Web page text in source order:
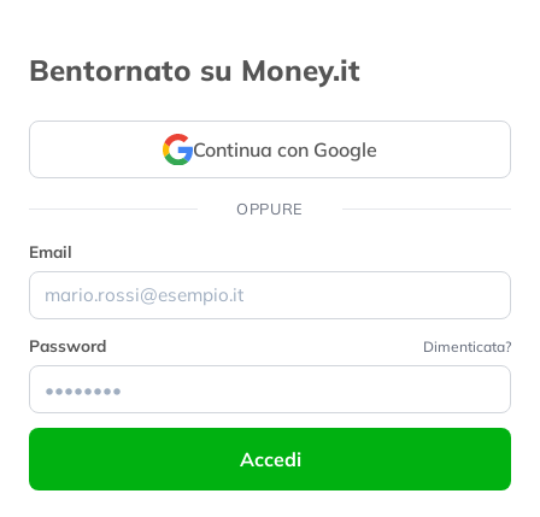
Bentornato su Money.it
Continua con Google
OPPURE
Email
Password Dimenticata?
Accedi